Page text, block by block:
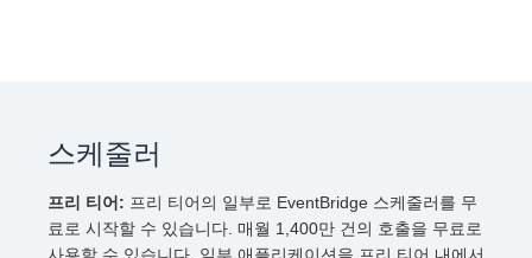
스케줄러
프리 티어: 프리 티어의 일부로 EventBridge 스케줄러를 무
료로 시작할 수 있습니다. 매월 1,400만 건의 호출을 무료로